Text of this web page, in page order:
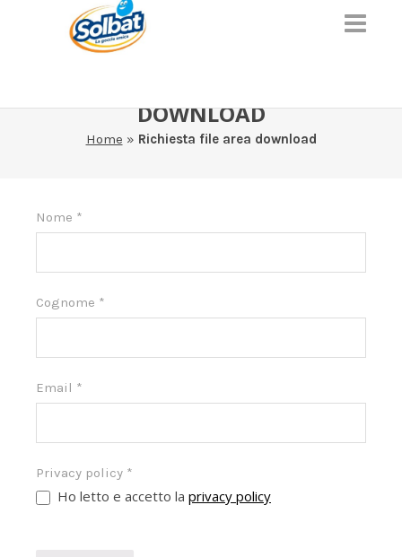
DOWNLOAD
Home » Richiesta file area download
Area
Nome *
Cognome *
Email *
Privacy policy *
Ho letto e accetto la privacy policy